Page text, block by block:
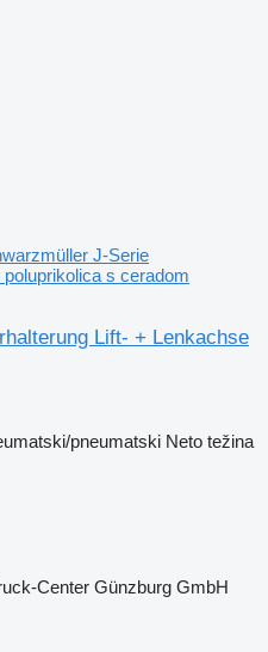
J-Serie
s ceradom
Lift- + Lenkachse
pneumatski Neto težina
Center Günzburg GmbH